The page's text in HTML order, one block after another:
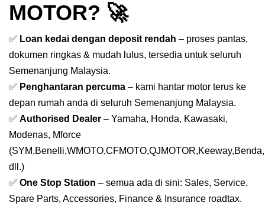
MOTOR? 🚀
✅ Loan kedai dengan deposit rendah – proses pantas,
dokumen ringkas & mudah lulus, tersedia untuk seluruh
Semenanjung Malaysia.
✅ Penghantaran percuma – kami hantar motor terus ke
depan rumah anda di seluruh Semenanjung Malaysia.
✅ Authorised Dealer – Yamaha, Honda, Kawasaki,
Modenas, Mforce
(SYM,Benelli,WMOTO,CFMOTO,QJMOTOR,Keeway,Benda,
dll.)
✅ One Stop Station – semua ada di sini: Sales, Service,
Spare Parts, Accessories, Finance & Insurance roadtax.